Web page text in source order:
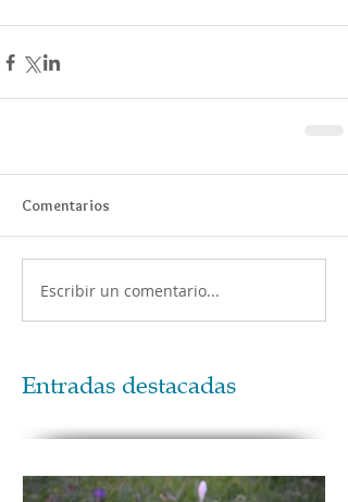
Comentarios
Escribir un comentario...
Entradas destacadas